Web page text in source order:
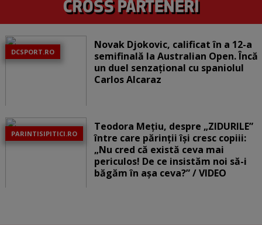
DCSPORT.RO
Novak Djokovic, calificat în a 12-a
semifinală la Australian Open. Încă
un duel senzațional cu spaniolul
Carlos Alcaraz
PARINTISIPITICI.RO
Teodora Mețiu, despre „ZIDURILE”
între care părinții își cresc copiii:
„Nu cred că există ceva mai
periculos! De ce insistăm noi să-i
băgăm în așa ceva?” / VIDEO